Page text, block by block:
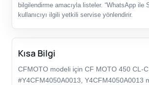
bilgilendirme amacıyla listeler. “WhatsApp ile
kullanıcıyı ilgili yetkili servise yönlendirir.
Kısa Bilgi
CFMOTO modeli için CF MOTO 450 CL-
#Y4CFM4050A0013, Y4CFM4050A0013